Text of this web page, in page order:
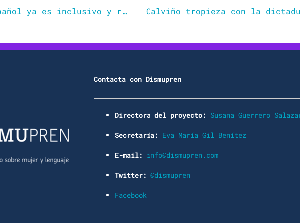
CONTIGO defiende que el español ya es inclusivo y rechaza el uso de la letra ‘e’
Contacta con Dismupren
Directora del proyecto: Susana Guerrero
Secretaría: Eva María Gil Benítez
E-mail: info@dismupren.com
Twitter: @dismupren
Facebook